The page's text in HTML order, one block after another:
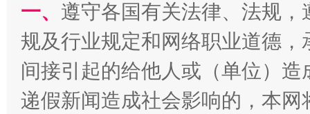
一、 遵守各国有关法律、法规
规及行业规定和网络职业道德
间接引起的给他人或（单位）
递假新闻造成社会影响的，本